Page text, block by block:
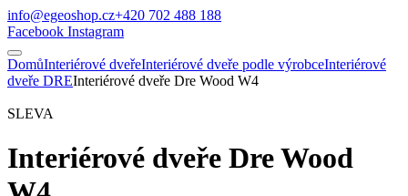
info@egeoshop.cz+420 702 488 188
Facebook Instagram
DomůInteriérové dveřeInteriérové dveře podle výrobceInteriérové
dveře DREInteriérové dveře Dre Wood W4
SLEVA
Interiérové dveře Dre Wood